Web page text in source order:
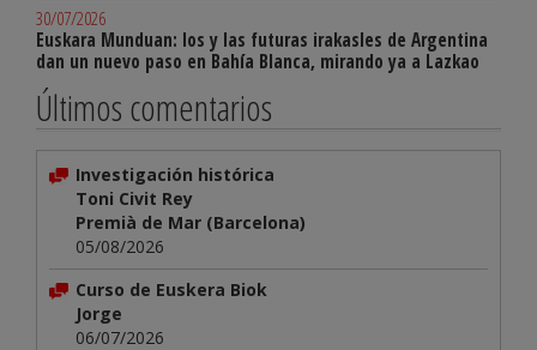
30/07/2026
Euskara Munduan: los y las futuras irakasles de Argentina
dan un nuevo paso en Bahía Blanca, mirando ya a Lazkao
Últimos comentarios
Investigación histórica
Toni Civit Rey
Premià de Mar (Barcelona)
05/08/2026
Curso de Euskera Biok
Jorge
06/07/2026